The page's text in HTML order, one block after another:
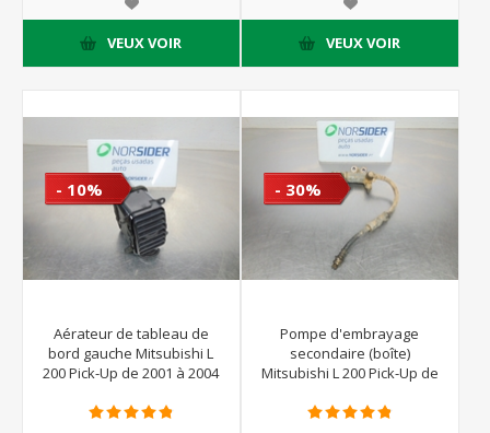
VEUX VOIR VEUX VOIR
- 10%
Aérateur de tableau de
bord gauche Mitsubishi L
200 Pick-Up de 2001 à 2004
- 30%
Pompe d'embrayage
secondaire (boîte)
Mitsubishi L 200 Pick-Up de